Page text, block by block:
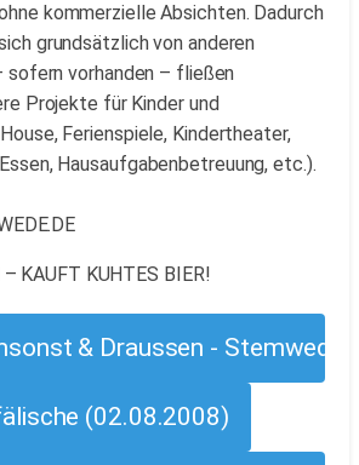
kommerzielle Absichten. Dadurch
grundsätzlich von anderen
sofern vorhanden – fließen
Projekte für Kinder und
Ferienspiele, Kindertheater,
Hausaufgabenbetreuung, etc.).
KAUFT KUHTES BIER!
& Draussen -
(02.08.2008)